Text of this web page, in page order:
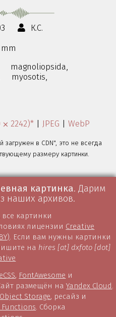
К.С.
magnoliopsida,
myosotis,
2242)* JPEG WebP
загружен в CDN", это не всегда
размеру картинки.
картинка. Дарим
наших архивов.
картинки
лицензии Creative
. Если вам нужны картинки
на hires [at] dxfoto [dot]
, FontAwesome и
размещён наYandex Cloud.
Object Storage, ресайз и
Functions. Сборка